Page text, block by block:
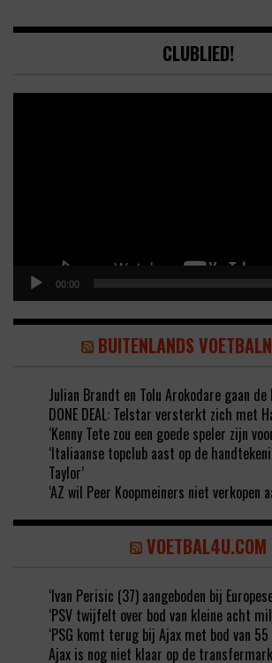
CLUBLIED!
00:00
BUITENLANDS
Julian Brandt en Tolu Arokodare gaan de
DONE DEAL: Telstar versterkt zich met
‘Kenny Tete zou een goede speler zijn
‘Italiaanse topclub aast op de
Taylor’
‘AZ wil Peer Koopmeiners niet verkopen
VOETBAL4U.COM
‘Ivan Perisic (37) aangeboden bij
‘PSV twijfelt over bod van kleine acht
‘PSG komt terug bij Ajax met bod van
Ajax is nog niet klaar op de